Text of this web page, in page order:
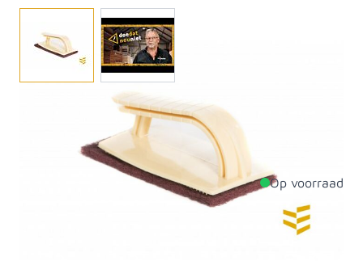
EPDM schuursponshouder nodig? Wij zorgen graag
voor de juiste producten in uw werkomgeving. Bestel
uw EPDM schuursponshouder.
Op voorraad